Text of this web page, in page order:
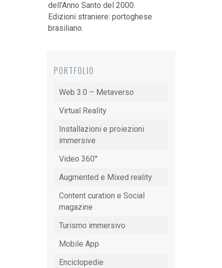
dell’Anno Santo del 2000.
Edizioni straniere: portoghese
brasiliano.
PORTFOLIO
Web 3.0 – Metaverso
Virtual Reality
Installazioni e proiezioni
immersive
Video 360°
Augmented e Mixed reality
Content curation e Social
magazine
Turismo immersivo
Mobile App
Enciclopedie